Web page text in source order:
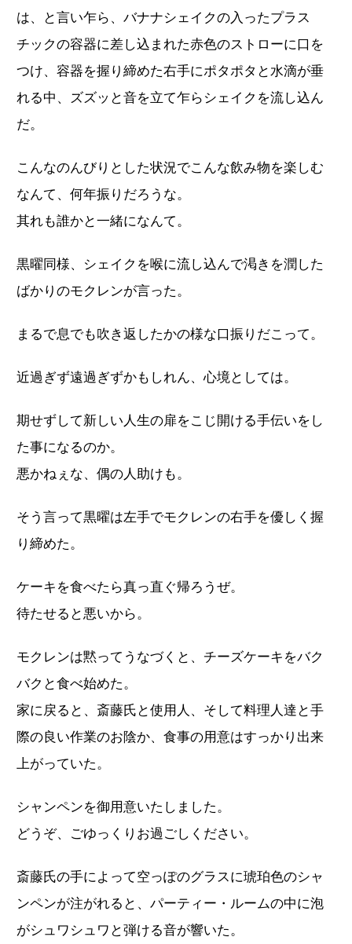
は、と言い乍ら、バナナシェイクの入ったプラス
チックの容器に差し込まれた赤色のストローに口を
つけ、容器を握り締めた右手にポタポタと水滴が垂
れる中、ズズッと音を立て乍らシェイクを流し込ん
だ。
こんなのんびりとした状況でこんな飲み物を楽しむ
なんて、何年振りだろうな。
其れも誰かと一緒になんて。
黒曜同様、シェイクを喉に流し込んで渇きを潤した
ばかりのモクレンが言った。
まるで息でも吹き返したかの様な口振りだこって。
近過ぎず遠過ぎずかもしれん、心境としては。
期せずして新しい人生の扉をこじ開ける手伝いをし
た事になるのか。
悪かねぇな、偶の人助けも。
そう言って黒曜は左手でモクレンの右手を優しく握
り締めた。
ケーキを食べたら真っ直ぐ帰ろうぜ。
待たせると悪いから。
モクレンは黙ってうなづくと、チーズケーキをバク
バクと食べ始めた。
家に戻ると、斎藤氏と使用人、そして料理人達と手
際の良い作業のお陰か、食事の用意はすっかり出来
上がっていた。
シャンペンを御用意いたしました。
どうぞ、ごゆっくりお過ごしください。
斎藤氏の手によって空っぽのグラスに琥珀色のシャ
ンペンが注がれると、パーティー・ルームの中に泡
がシュワシュワと弾ける音が響いた。